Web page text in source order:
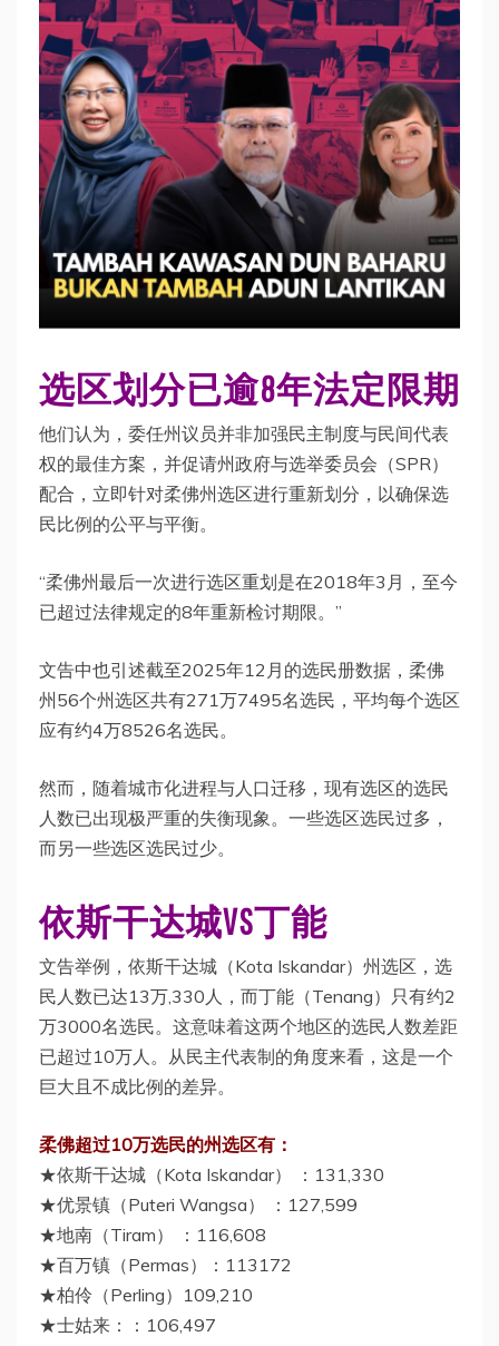
选区划分已逾8年法定限期
他们认为，委任州议员并非加强民主制度与民间代表
权的最佳方案，并促请州政府与选举委员会（SPR）
配合，立即针对柔佛州选区进行重新划分，以确保选
民比例的公平与平衡。
“柔佛州最后一次进行选区重划是在2018年3月，至今
已超过法律规定的8年重新检讨期限。”
文告中也引述截至2025年12月的选民册数据，柔佛
州56个州选区共有271万7495名选民，平均每个选区
应有约4万8526名选民。
然而，随着城市化进程与人口迁移，现有选区的选民
人数已出现极严重的失衡现象。一些选区选民过多，
而另一些选区选民过少。
依斯干达城VS丁能
文告举例，依斯干达城（Kota Iskandar）州选区，选
民人数已达13万,330人，而丁能（Tenang）只有约2
万3000名选民。这意味着这两个地区的选民人数差距
已超过10万人。从民主代表制的角度来看，这是一个
巨大且不成比例的差异。
柔佛超过10万选民的州选区有：
★依斯干达城（Kota Iskandar） ：131,330
★优景镇（Puteri Wangsa） ：127,599
★地南（Tiram） ：116,608
★百万镇（Permas）：113172
★柏伶（Perling）109,210
★士姑来：：106,497